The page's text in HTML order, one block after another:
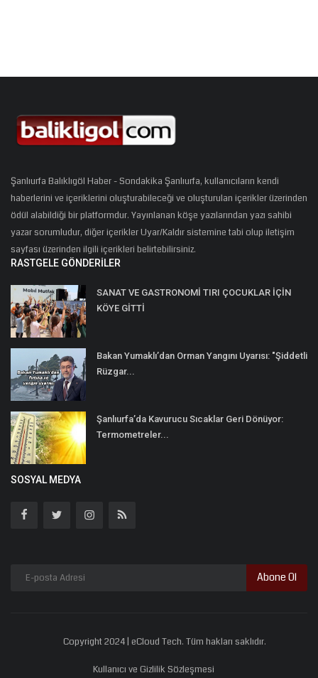
Şanlıurfa Balıklıgöl Haber - Sondakika Şanlıurfa, kullanıcıların kendi
haberlerini ve içeriklerini oluşturabileceği ve oluşturulan içerikler üzerinden
ödül alabildiği bir platformdur. Yayınlanan köşe yazılarından yazı sahibi
yazar sorumludur, diğer içerikler Uyar/Kaldır sistemine tabi olup iletişim
sayfası üzerinden ilgili içerikleri belirtebilirsiniz.
RASTGELE GÖNDERILER
SANAT VE GASTRONOMİ TIRI ÇOCUKLAR İÇİN
KÖYE GİTTİ
Bakan Yumaklı’dan Orman Yangını Uyarısı: "Şiddetli
Rüzgar...
Şanlıurfa’da Kavurucu Sıcaklar Geri Dönüyor:
Termometreler...
SOSYAL MEDYA
Abone Ol
Copyright 2024 | eCloud Tech. Tüm hakları saklıdır.
Kullanıcı ve Gizlilik Sözleşmesi